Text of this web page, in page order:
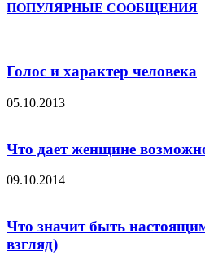
ПОПУЛЯРНЫЕ СООБЩЕНИЯ
Голос и характер человека
05.10.2013
Что дает женщине
09.10.2014
Что значит быть
взгляд)